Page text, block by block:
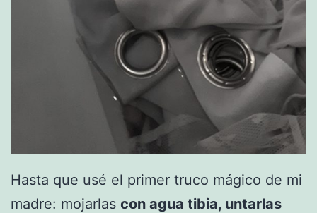
Hasta que usé el primer truco mágico de mi
madre: mojarlas con agua tibia, untarlas